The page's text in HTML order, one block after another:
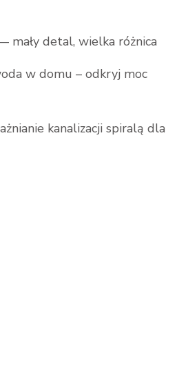
detal, wielka różnica
w domu – odkryj moc
kanalizacji spiralą dla